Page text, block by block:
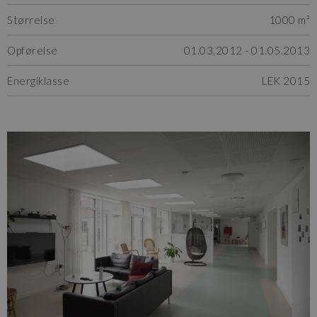
Størrelse 1000 m²
Opførelse 01.03.2012 - 01.05.2013
Energiklasse LEK 2015